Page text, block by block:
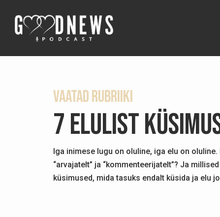
Vaatad rubriiki
7 elulist
Iga inimese lugu on oluline, iga elu on
“arvajatelt” ja “kommenteerijatelt”? Ja
küsimused, mida tasuks endalt küsida ja elu